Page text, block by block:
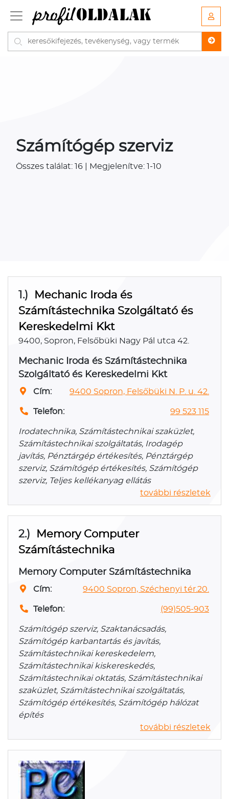
Számítógép szerviz
Összes találat: 16 | Megjelenítve: 1-10
1.)
Mechanic Iroda és
Számítástechnika Szolgáltató és
Kereskedelmi Kkt
9400, Sopron, Felsőbüki Nagy Pál utca 42.
Mechanic Iroda és Számítástechnika
Szolgáltató és Kereskedelmi Kkt
Cím: 9400 Sopron, Felsőbüki N. P. u. 42.
Telefon: 99 523 115
Irodatechnika, Számítástechnikai szaküzlet,
Számítástechnikai szolgáltatás, Irodagép
javítás, Pénztárgép értékesítés, Pénztárgép
szerviz, Számítógép értékesítés, Számítógép
szerviz, Teljes kellékanyag ellátás
további részletek
2.)
Memory Computer
Számítástechnika
Memory Computer Számítástechnika
Cím: 9400 Sopron, Széchenyi tér.20.
Telefon: (99)505-903
Számítógép szerviz, Szaktanácsadás,
Számítógép karbantartás és javítás,
Számítástechnikai kereskedelem,
Számítástechnikai kiskereskedés,
Számítástechnikai oktatás, Számítástechnikai
szaküzlet, Számítástechnikai szolgáltatás,
Számítógép értékesítés, Számítógép hálózat
építés
további részletek